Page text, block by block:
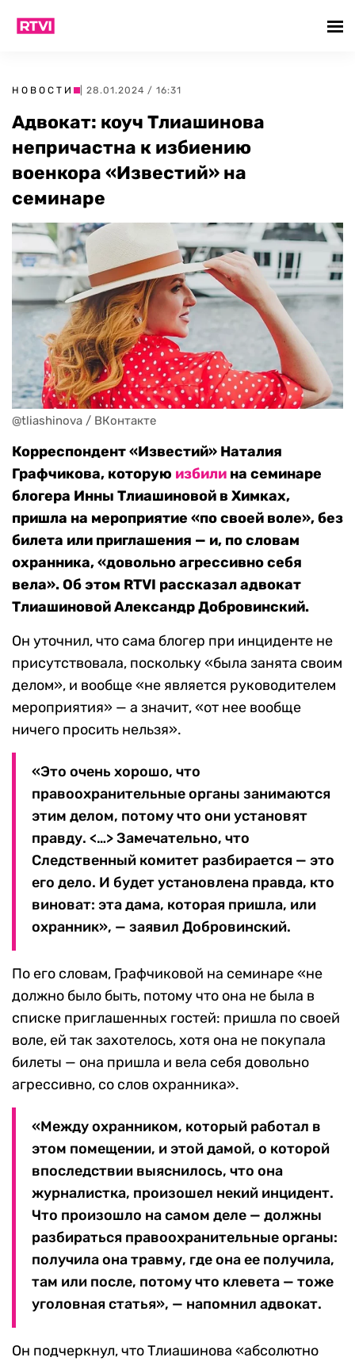
НОВОСТИ | 28.01.2024 / 16:31
Адвокат: коуч Тлиашинова
непричастна к избиению
военкора «Известий» на
семинаре
@tliashinova / ВКонтакте
Корреспондент «Известий» Наталия
Графчикова, которую избили на семинаре
блогера Инны Тлиашиновой в Химках,
пришла на мероприятие «по своей воле», без
билета или приглашения — и, по словам
охранника, «довольно агрессивно себя
вела». Об этом RTVI рассказал адвокат
Тлиашиновой Александр Добровинский.
Он уточнил, что сама блогер при инциденте не
присутствовала, поскольку «была занята своим
делом», и вообще «не является руководителем
мероприятия» — а значит, «от нее вообще
ничего просить нельзя».
«Это очень хорошо, что
правоохранительные органы занимаются
этим делом, потому что они установят
правду. <…> Замечательно, что
Следственный комитет разбирается — это
его дело. И будет установлена правда, кто
виноват: эта дама, которая пришла, или
охранник», — заявил Добровинский.
По его словам, Графчиковой на семинаре «не
должно было быть, потому что она не была в
списке приглашенных гостей: пришла по своей
воле, ей так захотелось, хотя она не покупала
билеты — она пришла и вела себя довольно
агрессивно, со слов охранника».
«Между охранником, который работал в
этом помещении, и этой дамой, о которой
впоследствии выяснилось, что она
журналистка, произошел некий инцидент.
Что произошло на самом деле — должны
разбираться правоохранительные органы:
получила она травму, где она ее получила,
там или после, потому что клевета — тоже
уголовная статья», — напомнил адвокат.
Он подчеркнул, что Тлиашинова «абсолютно